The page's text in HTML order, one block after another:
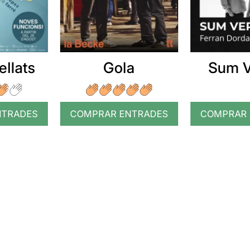
Gola
COMPRAR ENTRADES
Sum
COMPRAR